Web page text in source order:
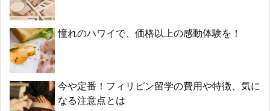
憧れのハワイで、価格以上の感動体験を！
今や定番！フィリピン留学の費用や特徴、気に
なる注意点とは